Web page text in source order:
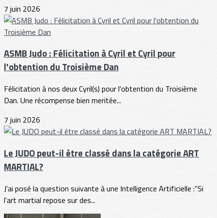
7 juin 2026
ASMB Judo : Félicitation à Cyril et Cyril pour
l'obtention du Troisième Dan
Félicitation à nos deux Cyril(s) pour l'obtention du Troisième
Dan. Une récompense bien meritée...
7 juin 2026
Le JUDO peut-il être classé dans la catégorie ART
MARTIAL?
J'ai posé la question suivante à une Intelligence Artificielle :"Si
l'art martial repose sur des...